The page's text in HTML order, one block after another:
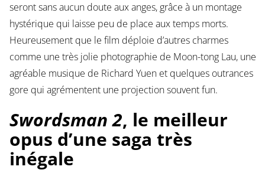
seront sans aucun doute aux anges, grâce à un montage
hystérique qui laisse peu de place aux temps morts.
Heureusement que le film déploie d’autres charmes
comme une très jolie photographie de Moon-tong Lau, une
agréable musique de Richard Yuen et quelques outrances
gore qui agrémentent une projection souvent fun.
Swordsman 2, le meilleur
opus d’une saga très
inégale